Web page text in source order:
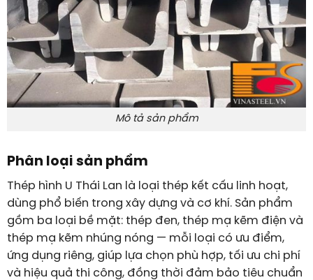
Mô tả sản phẩm
Phân loại sản phẩm
Thép hình U Thái Lan là loại thép kết cấu linh hoạt,
dùng phổ biến trong xây dựng và cơ khí. Sản phẩm
gồm ba loại bề mặt: thép đen, thép mạ kẽm điện và
thép mạ kẽm nhúng nóng — mỗi loại có ưu điểm,
ứng dụng riêng, giúp lựa chọn phù hợp, tối ưu chi phí
và hiệu quả thi công, đồng thời đảm bảo tiêu chuẩn